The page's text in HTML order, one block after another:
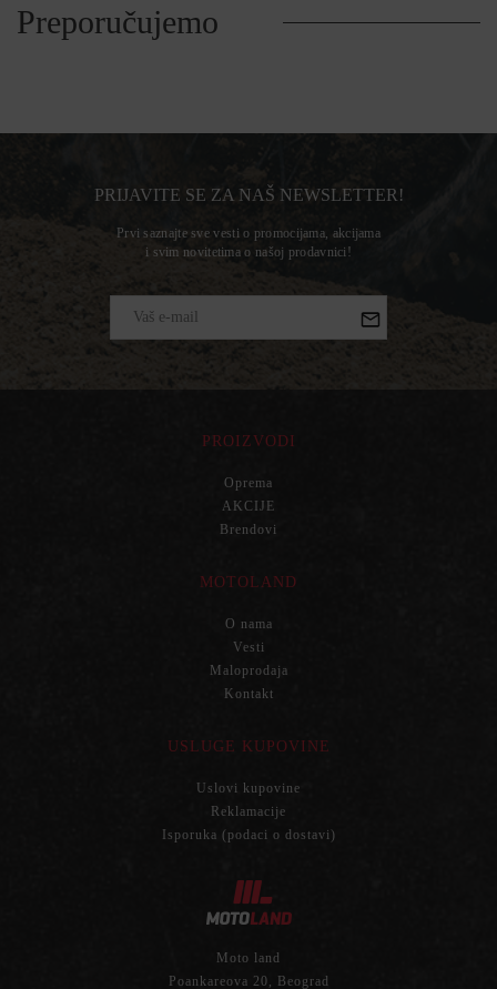
Preporučujemo
PRIJAVITE SE ZA NAŠ NEWSLETTER!
Prvi saznajte sve vesti o promocijama, akcijama
i svim novitetima o našoj prodavnici!
PROIZVODI
Oprema
AKCIJE
Brendovi
MOTOLAND
O nama
Vesti
Maloprodaja
Kontakt
USLUGE KUPOVINE
Uslovi kupovine
Reklamacije
Isporuka (podaci o dostavi)
Moto land
Poankareova 20, Beograd